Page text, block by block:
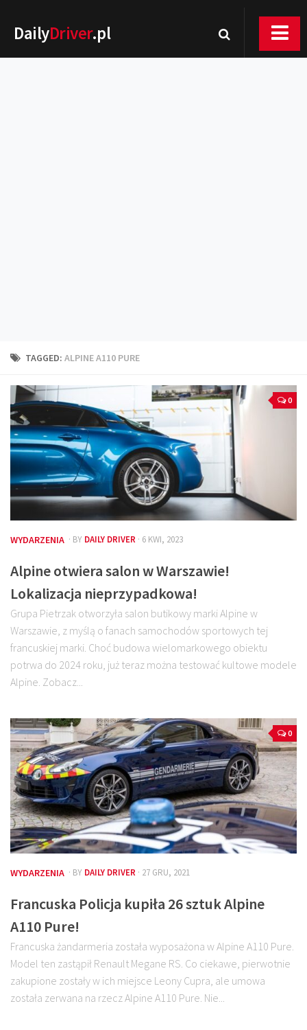
DailyDriver.pl
Technika jazdy
Kalkulatory
Przelicznik mocy
Auto z niemiec
Galerie
TAGGED: ALPINE A110 PURE
0
WYDARZENIA · BY DAILY DRIVER · 6 KWI, 2023
Alpine otwiera salon w Warszawie!
Lokalizacja nieprzypadkowa!
Grupa Pietrzak otworzyła salon butikowy marki Alpine w
Warszawie, z myślą o fanach samochodów sportowych tej
francuskiej marki. Choć budowa wielomarkowego obiektu
potrwa do 2024 roku, już teraz można testować kultowe modele
Alpine. Zobacz...
0
WYDARZENIA · BY DAILY DRIVER · 27 GRU, 2021
Francuska Policja kupiła 26 sztuk Alpine
A110 Pure!
Francuska żandarmeria została wyposażona w Alpine A110 Pure.
Model ten zastąpił Renault Megane RS. Co ciekawe, pierwotnie
zakupione zostały w ich miejsce Leony Cupra, ale umowa
została zerwana na rzecz Alpine A110 Pure. Nie...